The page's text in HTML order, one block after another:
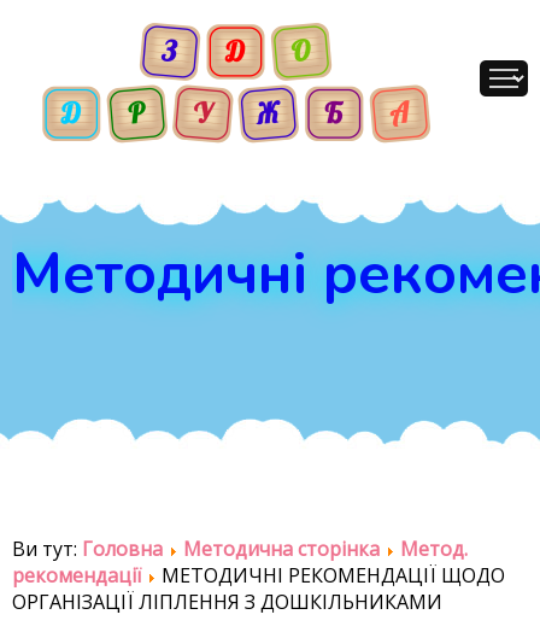
Методичні
Ви тут: Головна Методична сторінка
Метод.
рекомендації
МЕТОДИЧНІ РЕКОМЕНДАЦІЇ ЩОДО
ОРГАНІЗАЦІЇ ЛІПЛЕННЯ З ДОШКІЛЬНИКАМИ